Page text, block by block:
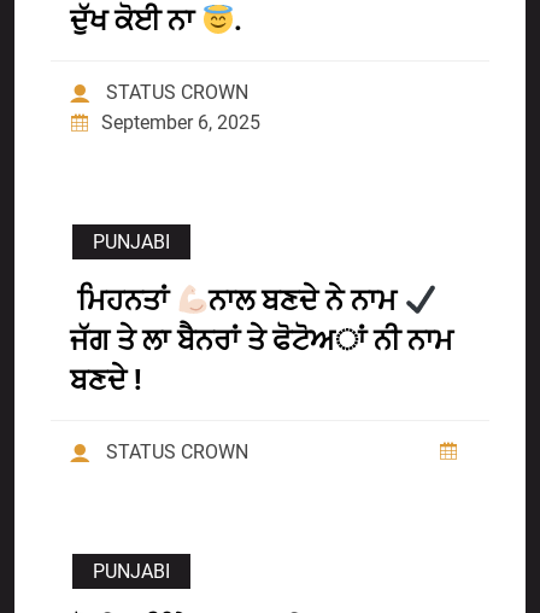
ਦੁੱਖ ਕੋਈ ਨਾ
.
STATUS CROWN
September 6, 2025
PUNJABI
ਮਿਹਨਤਾਂ
ਨਾਲ ਬਣਦੇ ਨੇ ਨਾਮ
ਜੱਗ ਤੇ ਲਾ ਬੈਨਰਾਂ ਤੇ ਫੋਟੋਅਾਂ ਨੀ ਨਾਮ
ਬਣਦੇ !
STATUS CROWN
PUNJABI